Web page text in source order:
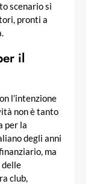
scenario si
pronti a
il
l’intenzione
non è tanto
per la
degli anni
ma
delle
club,